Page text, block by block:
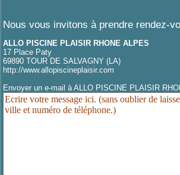
Nous vous invitons à prendre rendez-
ALLO PISCINE PLAISIR RHONE ALPES
17 Place Paty
69890 TOUR DE SALVAGNY (LA)
http://www.allopiscineplaisir.com
Envoyer un e-mail à ALLO PISCINE PLAISIR